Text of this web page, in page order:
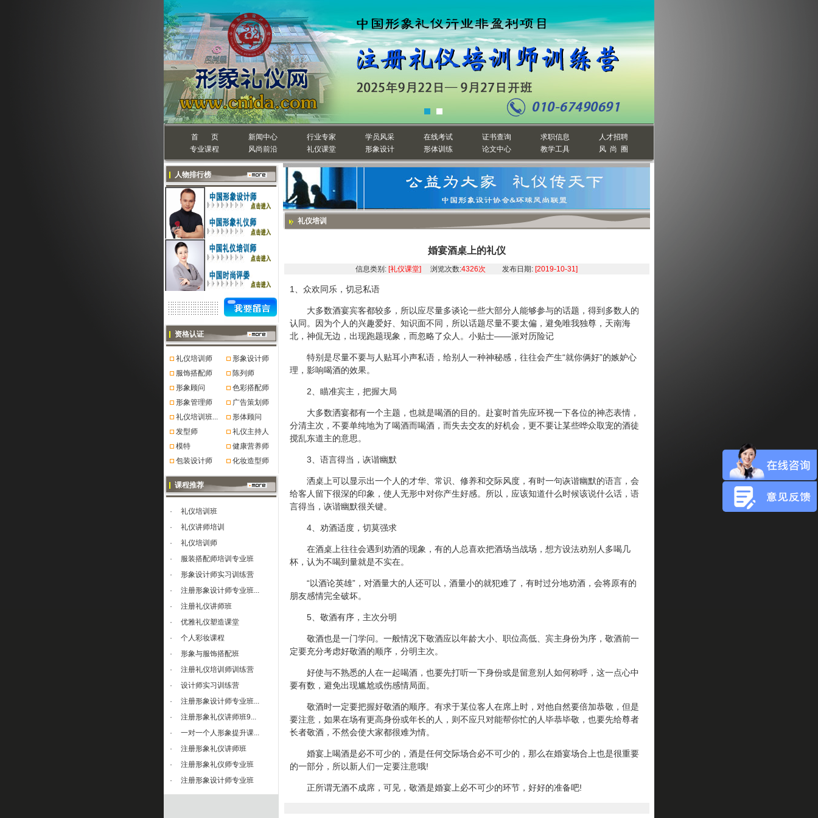
首 页 新闻中心 行业专家 学员风采 在线考试 证书查询 求职信息
人才招聘
专业课程
风尚前沿 礼仪课堂 形象设计 形体训练 论文中心 教学工具 风 尚 圈
人物排行榜
资格认证
礼仪培训师
形象设计师
服饰搭配师
陈列师
形象顾问
色彩搭配师
形象管理师
广告策划师
礼仪培训班...
形体顾问
发型师
礼仪主持人
模特
健康营养师
包装设计师
化妆造型师
课程推荐
·
礼仪培训班
·
礼仪讲师培训
·
礼仪培训师
·
服装搭配师培训专业班
·
形象设计师实习训练营
·
注册形象设计师专业班...
·
注册礼仪讲师班
·
优雅礼仪塑造课堂
·
个人彩妆课程
·
形象与服饰搭配班
·
注册礼仪培训师训练营
·
设计师实习训练营
·
注册形象设计师专业班...
·
注册形象礼仪讲师班9...
·
一对一个人形象提升课...
·
注册形象礼仪讲师班
·
注册形象礼仪师专业班
·
注册形象设计师专业班
礼仪培训
婚宴酒桌上的礼仪
信息类别: [礼仪课堂] 浏览次数:4326次 发布日期: [2019-10-31]
1、众欢同乐，切忌私语
大多数酒宴宾客都较多，所以应尽量多谈论一些大部分人能够参与的话题，得到多数人的
认同。因为个人的兴趣爱好、知识面不同，所以话题尽量不要太偏，避免唯我独尊，天南海
北，神侃无边，出现跑题现象，而忽略了众人。小贴士——派对历险记
特别是尽量不要与人贴耳小声私语，给别人一种神秘感，往往会产生“就你俩好”的嫉妒心
理，影响喝酒的效果。
2、瞄准宾主，把握大局
大多数洒宴都有一个主题，也就是喝酒的目的。赴宴时首先应环视一下各位的神态表情，
分清主次，不要单纯地为了喝酒而喝酒，而失去交友的好机会，更不要让某些哗众取宠的酒徒
搅乱东道主的意思。
3、语言得当，诙谐幽默
洒桌上可以显示出一个人的才华、常识、修养和交际风度，有时一句诙谐幽默的语言，会
给客人留下很深的印象，使人无形中对你产生好感。所以，应该知道什么时候该说什么话，语
言得当，诙谐幽默很关键。
4、劝酒适度，切莫强求
在酒桌上往往会遇到劝酒的现象，有的人总喜欢把酒场当战场，想方设法劝别人多喝几
杯，认为不喝到量就是不实在。
“以酒论英雄”，对酒量大的人还可以，酒量小的就犯难了，有时过分地劝酒，会将原有的
朋友感情完全破坏。
5、敬酒有序，主次分明
敬酒也是一门学问。一般情况下敬酒应以年龄大小、职位高低、宾主身份为序，敬酒前一
定要充分考虑好敬酒的顺序，分明主次。
好使与不熟悉的人在一起喝酒，也要先打听一下身份或是留意别人如何称呼，这一点心中
要有数，避免出现尴尬或伤感情局面。
敬酒时一定要把握好敬酒的顺序。有求于某位客人在席上时，对他自然要倍加恭敬，但是
要注意，如果在场有更高身份或年长的人，则不应只对能帮你忙的人毕恭毕敬，也要先给尊者
长者敬酒，不然会使大家都很难为情。
婚宴上喝酒是必不可少的，酒是任何交际场合必不可少的，那么在婚宴场合上也是很重要
的一部分，所以新人们一定要注意哦!
正所谓无酒不成席，可见，敬酒是婚宴上必不可少的环节，好好的准备吧!